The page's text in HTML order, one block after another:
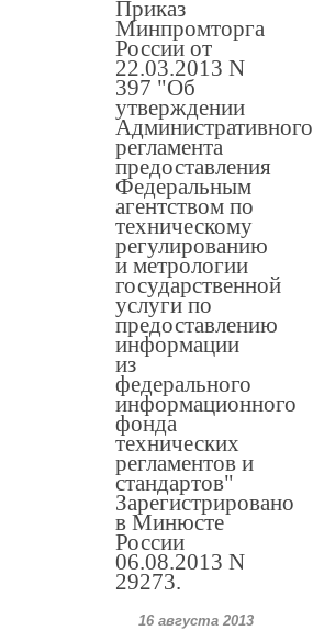
Приказ
Минпромторга
России от
22.03.2013 N
397 "Об
утверждении
Административного
регламента
предоставления
Федеральным
агентством по
техническому
регулированию
и метрологии
государственной
услуги по
предоставлению
информации
из
федерального
информационного
фонда
технических
регламентов и
стандартов"
Зарегистрировано
в Минюсте
России
06.08.2013 N
29273.
16 августа 2013